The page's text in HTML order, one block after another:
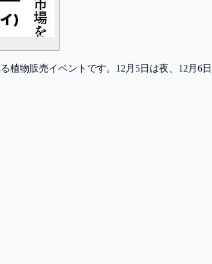
物販売イベントです。12月5日は夜、12月6